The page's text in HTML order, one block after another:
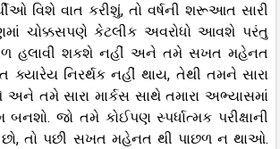
વિશે વાત કરીશું, તો વર્ષની શરૂઆત સારી
ચોક્કસપણે કેટલીક અવરોધો આવશે પરંતુ
હલાવી શકશે નહીં અને તમે સખત મહેનત
નિરર્થક નહીં થાય, તેથી તમને સારા
અને તમે સારા માર્કસ સાથે તમારા અભ્યાસમાં
જો તમે કોઈપણ સ્પર્ધાત્મક પરીક્ષાની
છો, તો પછી સખત મહેનત થી પાછળ ન થાઓ.